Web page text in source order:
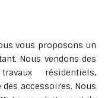
vous proposons un
Nous vendons des
résidentiels,
accessoires. Nous